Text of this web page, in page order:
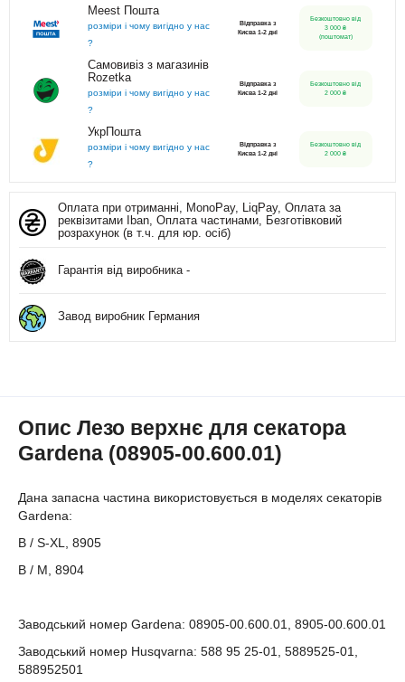
Meest Пошта
розміри і чому вигідно у нас
?
Відправка з
Києва 1-2 дні
Безкоштовно від
3 000 ₴
(поштомат)
Самовивіз з магазинів
Rozetka
розміри і чому вигідно у нас
?
Відправка з
Києва 1-2 дні
Безкоштовно від
2 000 ₴
УкрПошта
розміри і чому вигідно у нас
?
Відправка з
Києва 1-2 дні
Безкоштовно від
2 000 ₴
Оплата при отриманні, MonoPay, LiqPay, Оплата за
реквізитами Iban, Оплата частинами, Безготівковий
розрахунок (в т.ч. для юр. осіб)
Гарантія від виробника -
Завод виробник Германия
Опис Лезо верхнє для секатора
Gardena (08905-00.600.01)
Дана запасна частина використовується в моделях секаторів
Gardena:
B / S-XL, 8905
B / M, 8904
Заводський номер Gardena: 08905-00.600.01, 8905-00.600.01
Заводський номер Husqvarna: 588 95 25-01, 5889525-01,
588952501